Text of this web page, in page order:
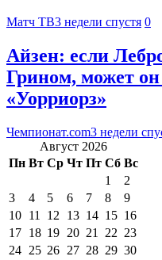
Матч ТВ3 недели спустя 0
Айзен: если
Грином, может он
«Уорриорз»
Чемпионат.com3 недели
Август 2026
Пн Вт Ср Чт Пт Сб Вс
1
2
3
4 5 6 7 8
9
10 11 12 13 14 15 16
17 18 19 20 21 22 23
24 25 26 27 28 29 30